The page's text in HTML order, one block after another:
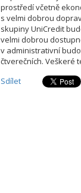
prostředí včetně
s velmi dobrou
skupiny UniCredit
velmi dobrou
v administrativní
čtverečních. Veškeré
Sdílet